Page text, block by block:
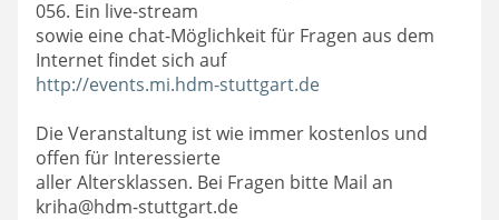
056. Ein live-stream
sowie eine chat-Möglichkeit für Fragen aus dem
http://events.mi.hdm-stuttgart.de
Die Veranstaltung ist wie immer kostenlos und
offen für Interessierte
aller Altersklassen. Bei Fragen bitte Mail an
kriha@hdm-stuttgart.de